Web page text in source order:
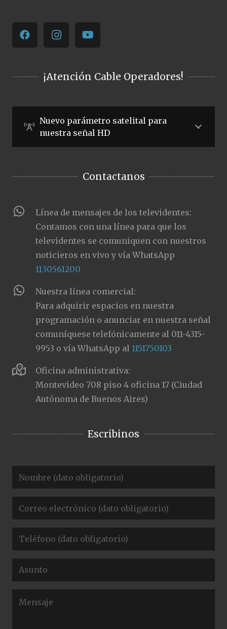
¡Atención Cable Operadores!
Nuevo parámetro satelital para
nuestra señal HD
Contactanos
Línea de mensajes de los televidentes:
Contamos con una línea para que los
televidentes se comuniquen con nuestros
noticieros en vivo y vía WhatsApp
1130561200
Nuestra línea comercial:
Para adquirir espacios en nuestra
programación o anunciar en nuestra señal
comuníquese telefónicamente al 011-4315-
9953 o vía WhatsApp al1151750103
Oficina administrativa:
Montevideo 708 piso 4 oficina 17 (Ciudad
Autónoma de Buenos Aires)
Escribinos